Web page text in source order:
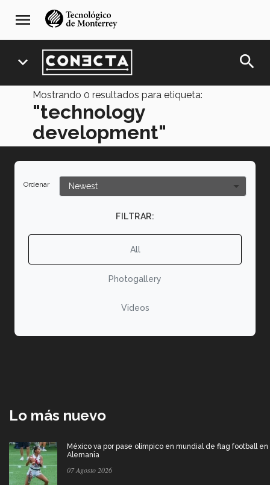
navegación
principal
menu
expand_more search
Mostrando 0 resultados para etiqueta:
"technology
development"
Ordenar
FILTRAR:
All
Photogallery
Videos
Lo más nuevo
México va por pase olímpico en mundial de flag football en
Alemania
07 Agosto 2026